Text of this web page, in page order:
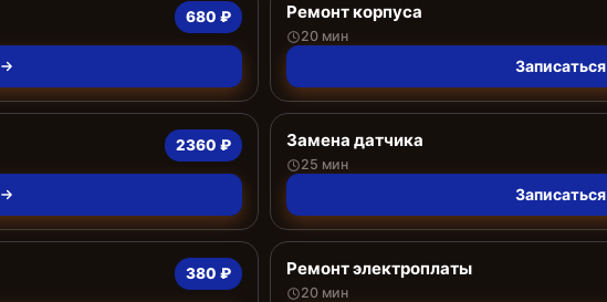
680 ₽ Ремонт корпуса
20 мин
Записаться
2360 ₽ Замена датчика
25 мин
Записаться
380 ₽ Ремонт электроплаты
20 мин